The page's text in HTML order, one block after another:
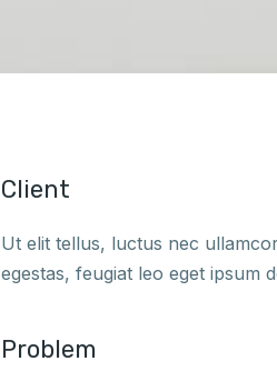
Client
Ut elit tellus, luctus nec
egestas, feugiat leo eget ipsum
Problem